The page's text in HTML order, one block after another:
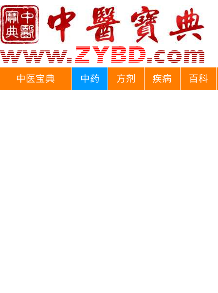
中医宝典 中药 方剂 疾病 百科